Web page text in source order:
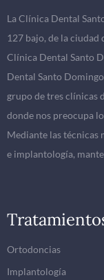
La Clínica Dental
127 bajo, de la ciudad
Clínica Dental Santo
Dental Santo
grupo de tres clínicas
donde nos preocupa
Mediante las técnicas
e implantología,
Ortodoncias
Implantología